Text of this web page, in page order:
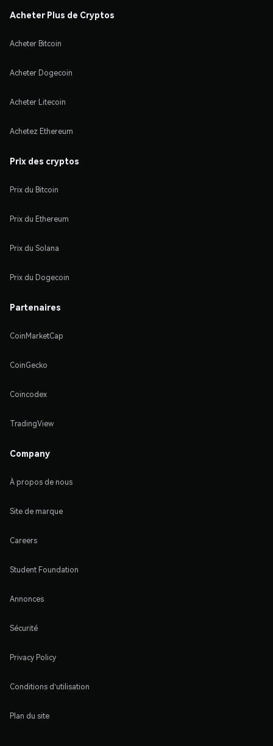
Acheter Plus de Cryptos
Acheter Bitcoin
Acheter Dogecoin
Acheter Litecoin
Achetez Ethereum
Prix des cryptos
Prix du Bitcoin
Prix du Ethereum
Prix du Solana
Prix du Dogecoin
Partenaires
CoinMarketCap
CoinGecko
Coincodex
TradingView
Company
À propos de nous
Site de marque
Careers
Student Foundation
Annonces
Sécurité
Privacy Policy
Conditions d'utilisation
Plan du site